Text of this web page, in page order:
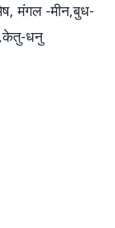
मंगल -मीन,बुध-
धनु